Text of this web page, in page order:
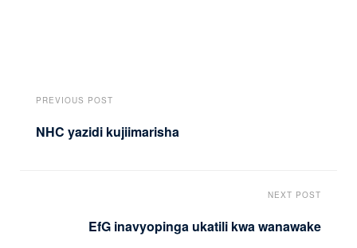
PREVIOUS POST
NHC yazidi kujiimarisha
NEXT POST
EfG inavyopinga ukatili kwa wanawake